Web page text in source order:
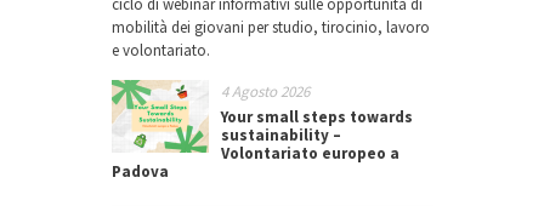
ciclo di webinar informativi sulle opportunità di
mobilità dei giovani per studio, tirocinio, lavoro
e volontariato.
4 Agosto 2026
Your small steps towards
sustainability –
Volontariato europeo a
Padova